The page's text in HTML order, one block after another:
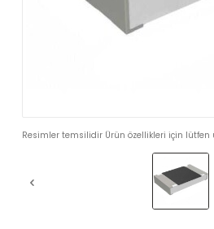
Resimler temsilidir Ürün özellikleri için lütfen